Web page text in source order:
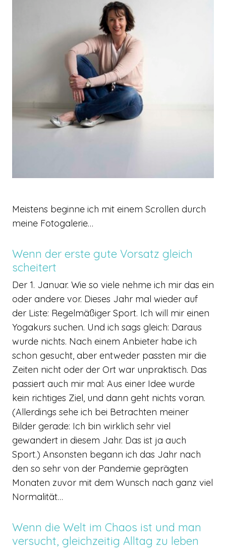
Meistens beginne ich mit einem Scrollen durch
meine Fotogalerie…
Wenn der erste gute Vorsatz gleich
scheitert
Der 1. Januar. Wie so viele nehme ich mir das ein
oder andere vor. Dieses Jahr mal wieder auf
der Liste: Regelmäßiger Sport. Ich will mir einen
Yogakurs suchen. Und ich sags gleich: Daraus
wurde nichts. Nach einem Anbieter habe ich
schon gesucht, aber entweder passten mir die
Zeiten nicht oder der Ort war unpraktisch. Das
passiert auch mir mal: Aus einer Idee wurde
kein richtiges Ziel, und dann geht nichts voran.
(Allerdings sehe ich bei Betrachten meiner
Bilder gerade: Ich bin wirklich sehr viel
gewandert in diesem Jahr. Das ist ja auch
Sport.) Ansonsten begann ich das Jahr nach
den so sehr von der Pandemie geprägten
Monaten zuvor mit dem Wunsch nach ganz viel
Normalität…
Wenn die Welt im Chaos ist und man
versucht, gleichzeitig Alltag zu leben